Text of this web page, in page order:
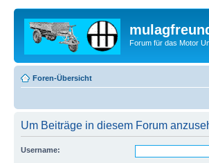
Forum für das Motor
Foren-Übersicht
Um Beiträge in diesem Forum
Username: